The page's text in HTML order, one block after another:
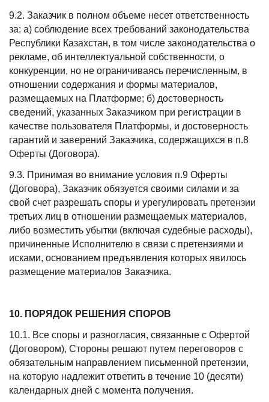
9.2. Заказчик в полном объеме несет ответственность
за: а) соблюдение всех требований законодательства
Республики Казахстан, в том числе законодательства о
рекламе, об интеллектуальной собственности, о
конкуренции, но не ограничиваясь перечисленным, в
отношении содержания и формы материалов,
размещаемых на Платформе; б) достоверность
сведений, указанных Заказчиком при регистрации в
качестве пользователя Платформы, и достоверность
гарантий и заверений Заказчика, содержащихся в п.8
Оферты (Договора).
9.3. Принимая во внимание условия п.9 Оферты
(Договора), Заказчик обязуется своими силами и за
свой счет разрешать споры и урегулировать претензии
третьих лиц в отношении размещаемых материалов,
либо возместить убытки (включая судебные расходы),
причиненные Исполнителю в связи с претензиями и
исками, основанием предъявления которых явилось
размещение материалов Заказчика.
10. ПОРЯДОК РЕШЕНИЯ СПОРОВ
10.1. Все споры и разногласия, связанные с Офертой
(Договором), Стороны решают путем переговоров с
обязательным направлением письменной претензии,
на которую надлежит ответить в течение 10 (десяти)
календарных дней с момента получения.